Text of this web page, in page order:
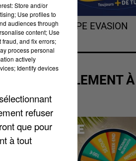
L'HOROSCOPE EVASION
ACTUELLEMENT À
GAGNER
Store and/or
Use profiles to
audiences through
content; Use
and fix errors;
process personal
actively
Identify devices
refuser
que pour
à tout